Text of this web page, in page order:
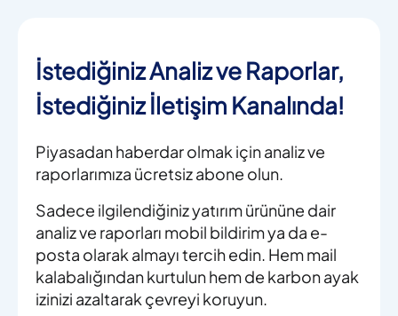
İstediğiniz Analiz ve Raporlar,
İstediğiniz İletişim Kanalında!
Piyasadan haberdar olmak için analiz ve
raporlarımıza ücretsiz abone olun.
Sadece ilgilendiğiniz yatırım ürününe dair
analiz ve raporları mobil bildirim ya da e-
posta olarak almayı tercih edin. Hem mail
kalabalığından kurtulun hem de karbon ayak
izinizi azaltarak çevreyi koruyun.